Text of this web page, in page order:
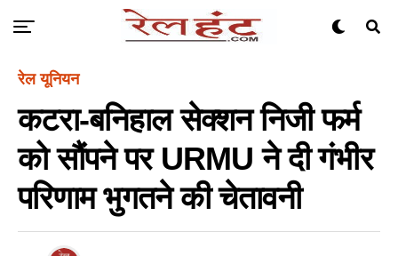
रेल यूनियन
कटरा-बनिहाल सेक्शन निजी फर्म
को सौंपने पर URMU ने दी गंभीर
परिणाम भुगतने की चेतावनी